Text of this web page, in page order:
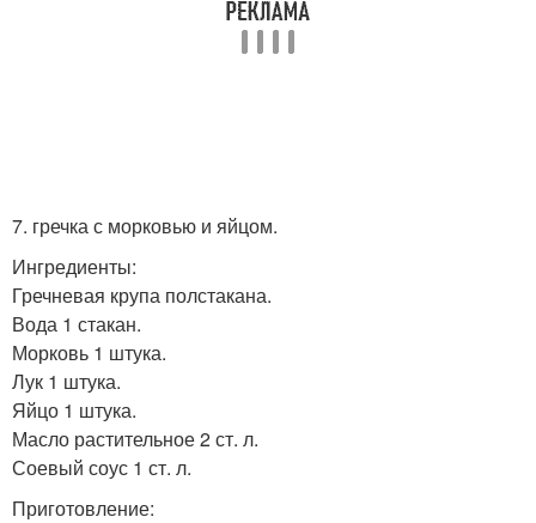
7. гречка с морковью и яйцом.
Ингредиенты:
Гречневая крупа полстакана.
Вода 1 стакан.
Морковь 1 штука.
Лук 1 штука.
Яйцо 1 штука.
Масло растительное 2 ст. л.
Соевый соус 1 ст. л.
Приготовление: